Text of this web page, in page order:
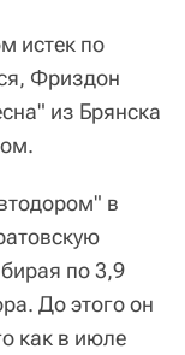
истек по
Фриздон
из Брянска
в
по 3,9
До этого он
как в июле